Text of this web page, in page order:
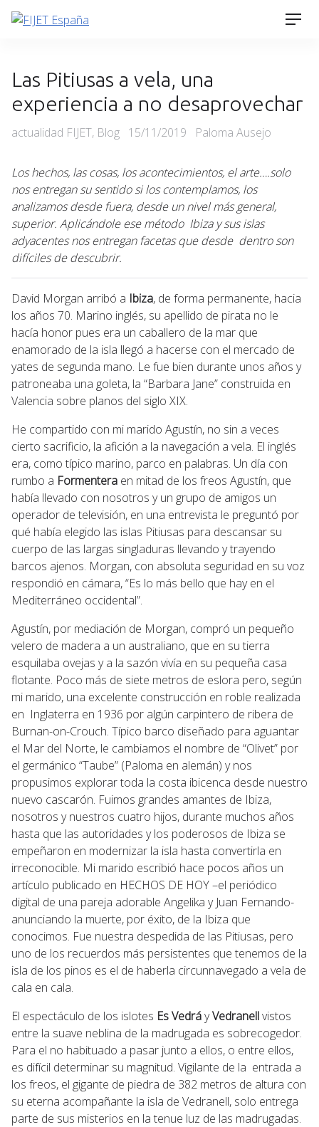
Skip
Las Pitiusas a vela, una
experiencia a no desaprovechar
Categories
actualidad FIJET, Blog Posted
15/11/2019 Paloma Ausejo
Los hechos, las cosas, los acontecimientos, el arte….solo
nos entregan su sentido si los contemplamos, los
analizamos desde fuera, desde un nivel más general,
superior. Aplicándole ese método Ibiza y sus islas
adyacentes nos entregan facetas que desde dentro son
difíciles de descubrir.
David Morgan arribó a Ibiza, de forma permanente, hacia
los años 70. Marino inglés, su apellido de pirata no le
hacía honor pues era un caballero de la mar que
enamorado de la isla llegó a hacerse con el mercado de
yates de segunda mano. Le fue bien durante unos años y
patroneaba una goleta, la “Barbara Jane” construida en
Valencia sobre planos del siglo XIX.
He compartido con mi marido Agustín, no sin a veces
cierto sacrificio, la afición a la navegación a vela. El inglés
era, como típico marino, parco en palabras. Un día con
rumbo a Formentera en mitad de los freos Agustín, que
había llevado con nosotros y un grupo de amigos un
operador de televisión, en una entrevista le preguntó por
qué había elegido las islas Pitiusas para descansar su
cuerpo de las largas singladuras llevando y trayendo
barcos ajenos. Morgan, con absoluta seguridad en su voz
respondió en cámara, “Es lo más bello que hay en el
Mediterráneo occidental”.
Agustín, por mediación de Morgan, compró un pequeño
velero de madera a un australiano, que en su tierra
esquilaba ovejas y a la sazón vivía en su pequeña casa
flotante. Poco más de siete metros de eslora pero, según
mi marido, una excelente construcción en roble realizada
en Inglaterra en 1936 por algún carpintero de ribera de
Burnan-on-Crouch. Típico barco diseñado para aguantar
el Mar del Norte, le cambiamos el nombre de “Olivet” por
el germánico “Taube” (Paloma en alemán) y nos
propusimos explorar toda la costa ibicenca desde nuestro
nuevo cascarón. Fuimos grandes amantes de Ibiza,
nosotros y nuestros cuatro hijos, durante muchos años
hasta que las autoridades y los poderosos de Ibiza se
empeñaron en modernizar la isla hasta convertirla en
irreconocible. Mi marido escribió hace pocos años un
artículo publicado en HECHOS DE HOY –el periódico
digital de una pareja adorable Angelika y Juan Fernando-
anunciando la muerte, por éxito, de la Ibiza que
conocimos. Fue nuestra despedida de las Pitiusas, pero
uno de los recuerdos más persistentes que tenemos de la
isla de los pinos es el de haberla circunnavegado a vela de
cala en cala.
El espectáculo de los islotes Es VedráyVedranellvistos
entre la suave neblina de la madrugada es sobrecogedor.
Para el no habituado a pasar junto a ellos, o entre ellos,
es difícil determinar su magnitud. Vigilante de la entrada a
los freos, el gigante de piedra de 382 metros de altura con
su eterna acompañante la isla de Vedranell, solo entrega
parte de sus misterios en la tenue luz de las madrugadas.